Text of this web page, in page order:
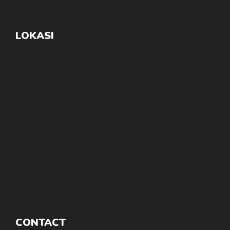
LOKASI
CONTACT